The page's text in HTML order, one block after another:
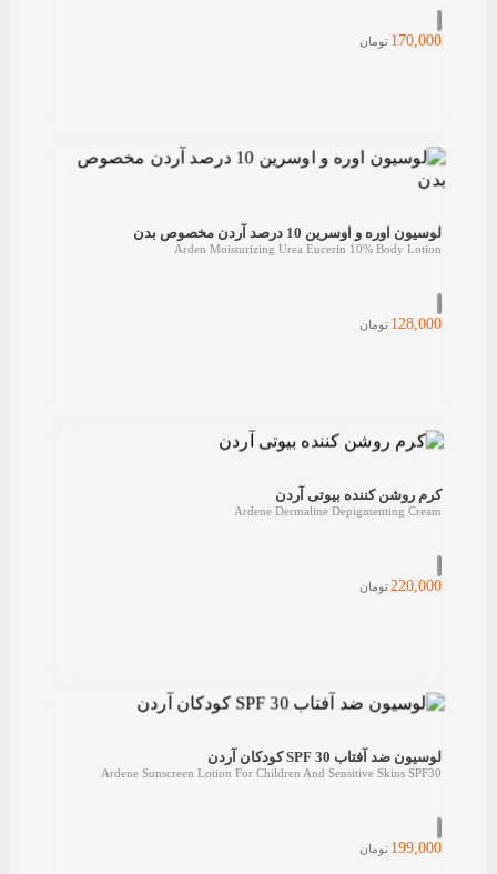
170,000 تومان
لوسیون اوره و اوسرین 10 درصد آردن مخصوص بدن
Arden Moisturizing Urea Eucerin 10% Body Lotion
128,000 تومان
کرم روشن کننده بیوتی آردن
Ardene Dermaline Depigmenting Cream
220,000تومان
لوسیون ضد آفتاب SPF 30 کودکان آردن
Ardene Sunscreen Lotion For Children And Sensitive Skins SPF30
199,000 تومان